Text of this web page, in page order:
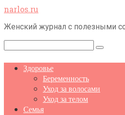
Перейти
контенту
narlos.ru
Женский журнал с полезными
Поиск:
Здоровье
Беременность
Уход за волосами
Уход за телом
Семья